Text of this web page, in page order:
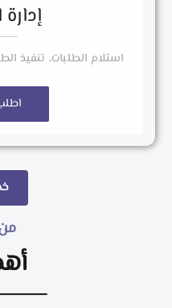
إدارة
استلام الطلبات، تنفيذ
اطلب